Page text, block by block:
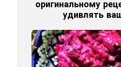
оригинальному
удивлять